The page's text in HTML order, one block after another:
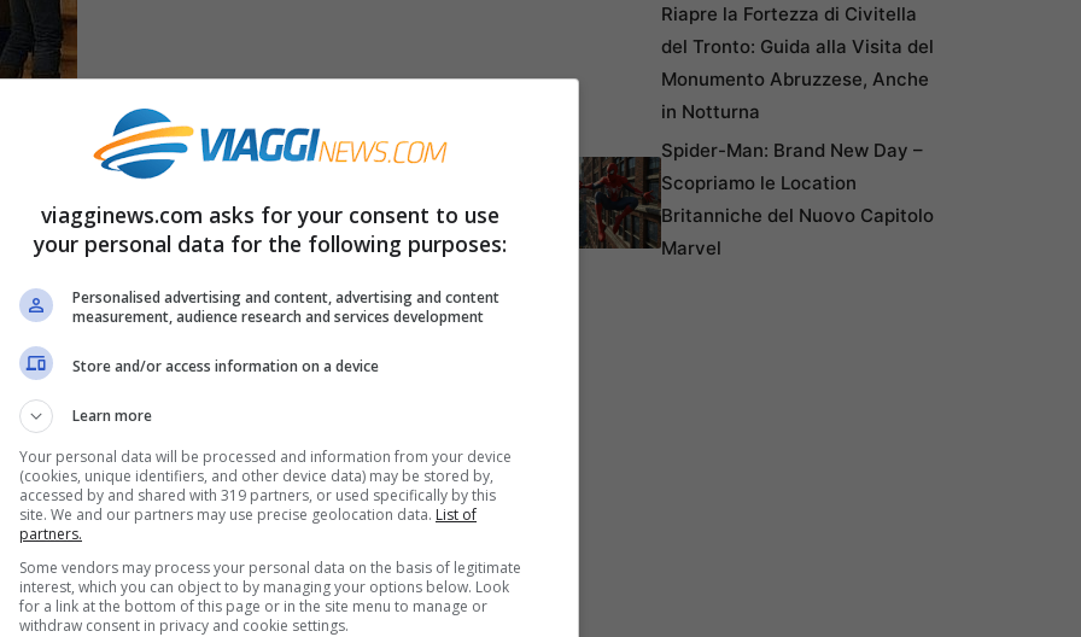
a causa della crisi, non è facile e mettere
sforzo. Fortunatamente, sia in inverno
comprare di tutto senza spendere troppo!
quanto riguarda quelli estivi ci siamo
dei saldi in tutta Italia.
settembre
Riapre la Fortezza di Civitella
del Tronto: Guida alla Visita del
Monumento Abruzzese, Anche
in Notturna
Spider-Man: Brand New Day –
Scopriamo le Location
Britanniche del Nuovo Capitolo
Marvel
viagginews.com asks for your consent to use
your personal data for the following purposes:
Personalised advertising and content, advertising and content
measurement, audience research and services development
Store and/or access information on a device
Learn more
Your personal data will be processed and information from your device
(cookies, unique identifiers, and other device data) may be stored by,
accessed by and shared with 319 partners, or used specifically by this
site. We and our partners may use precise geolocation data. List of
partners.
Some vendors may process your personal data on the basis of legitimate
interest, which you can object to by managing your options below. Look
for a link at the bottom of this page or in the site menu to manage or
withdraw consent in privacy and cookie settings.